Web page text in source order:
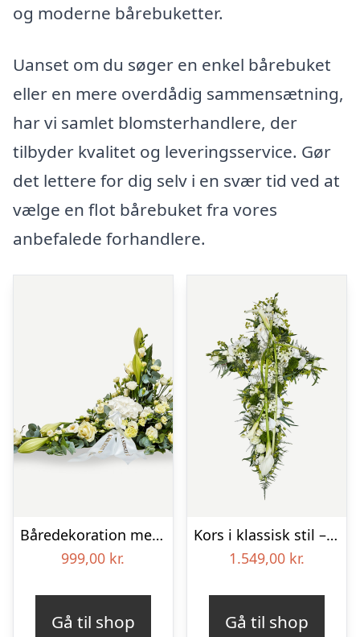
og moderne bårebuketter.
Uanset om du søger en enkel bårebuket
eller en mere overdådig sammensætning,
har vi samlet blomsterhandlere, der
tilbyder kvalitet og leveringsservice. Gør
det lettere for dig selv i en svær tid ved at
vælge en flot bårebuket fra vores
anbefalede forhandlere.
Båredekoration med bånd i klassisk stil – creme
999,00 kr.
Gå til shop
Kors i klassisk stil – creme
1.549,00 kr.
Gå til shop